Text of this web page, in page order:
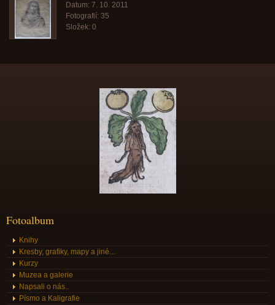
Datum: 7. 10. 2011
Fotografií: 35
Složek: 0
Fotoalbum
Knihy
Kresby, grafiky, mapy a jiné...
Kurzy
Muzea a galerie
Napsali o nás..
Písmo a Kaligrafie